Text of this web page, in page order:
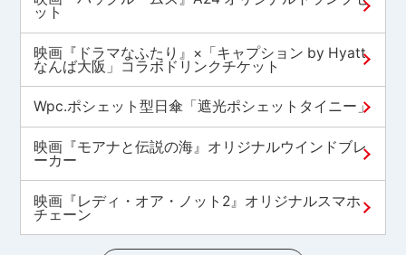
ット
映画『ドラマなふたり』×「キャプション by Hyatt
なんば大阪」コラボドリンクチケット
Wpc.ポシェット型日傘「遮光ポシェットタイニー」
映画『モアナと伝説の海』オリジナルウインドブレ
ーカー
映画『レディ・オア・ノット2』オリジナルスマホ
チェーン